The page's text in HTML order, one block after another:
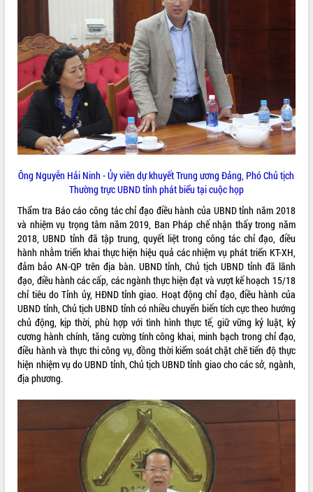
Khám bệnh, cấp phát thuốc miễn phí
Hội nghị UBND tỉnh Đắk Lắk thường kỳ
Lễ truy tặng danh hiệu “Bà Mẹ Việt
Nam Anh hùng” và trao Huân chương
Lao động
UBND tỉnh Đắk Lắk triển khai nhiệm
vụ 6 tháng cuối năm 2026
Kỳ họp thứ Hai, Hội đồng nhân dân
tỉnh khóa XI quyết nghị nhiều nội dung
quan trọng
Bí thư Tỉnh ủy Lương Nguyễn Minh
Triết thăm, tặng quà người có công với
cách mạng
Rà soát, hoàn thiện hệ thống thiết chế
Thường trực HĐND tỉnh Đắk Lắk gặp
mặt Đoàn chuyên gia y tế TP. Hồ Chí
Lễ truy điệu và an táng hài cốt liệt sĩ
tại Nghĩa trang Liệt sĩ xã Sơn Hòa
ALBUM ẢNH
THỐNG KÊ TRUY CẬP
Ông Nguyễn Hải Ninh - Ủy viên dự khuyết Trung ương Đảng, Phó Chủ tịch
Thường trực UBND tỉnh phát biểu tại cuộc họp
Thẩm tra Báo cáo công tác chỉ đạo điều hành của UBND tỉnh năm 2018
và nhiệm vụ trọng tâm năm 2019, Ban Pháp chế nhận thấy trong năm
2018, UBND tỉnh đã tập trung, quyết liệt trong công tác chỉ đạo, điều
hành nhằm triển khai thực hiện hiệu quả các nhiệm vụ phát triển KT-XH,
đảm bảo AN-QP trên địa bàn. UBND tỉnh, Chủ tịch UBND tỉnh đã lãnh
đạo, điều hành các cấp, các ngành thực hiện đạt và vượt kế hoạch 15/18
chỉ tiêu do Tỉnh ủy, HĐND tỉnh giao. Hoạt động chỉ đạo, điều hành của
UBND tỉnh, Chủ tịch UBND tỉnh có nhiều chuyển biến tích cực theo hướng
chủ động, kịp thời, phù hợp với tình hình thực tế, giữ vững kỷ luật, kỷ
cương hành chính, tăng cường tính công khai, minh bạch trong chỉ đạo,
điều hành và thực thi công vụ, đồng thời kiểm soát chặt chẽ tiến độ thực
hiện nhiệm vụ do UBND tỉnh, Chủ tịch UBND tỉnh giao cho các sở, ngành,
địa phương.